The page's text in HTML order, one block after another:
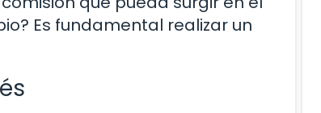
Es fundamental realizar un